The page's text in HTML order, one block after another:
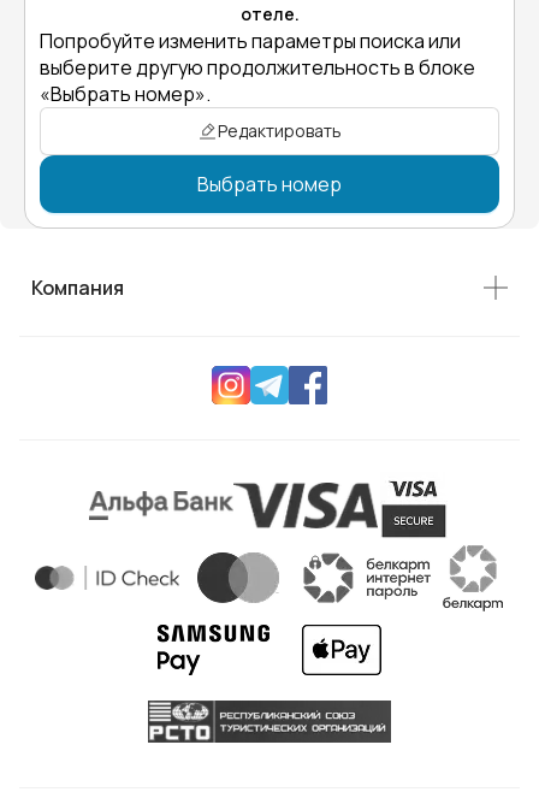
отеле.
Попробуйте изменить параметры поиска или
выберите другую продолжительность в блоке
«Выбрать номер».
Редактировать
Выбрать номер
Компания